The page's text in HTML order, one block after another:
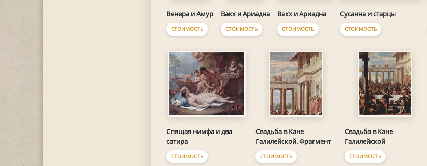
Венера и Амур
СТОИМОСТЬ
Вакх и Ариадна
СТОИМОСТЬ
Вакх и Ариадна
СТОИМОСТЬ
Сусанна и старцы
СТОИМОСТЬ
Спящая нимфа и два
сатира
СТОИМОСТЬ
Свадьба в Кане
Галилейской. Фрагмент
СТОИМОСТЬ
Свадьба в Кане
Галилейской
СТОИМОСТЬ